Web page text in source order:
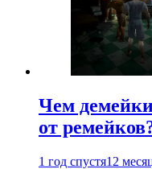
Чем
от
1 год спустя12